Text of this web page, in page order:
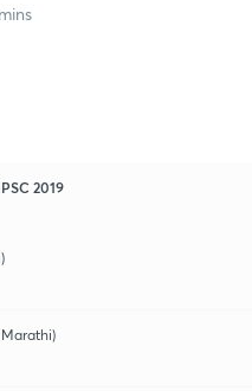
2019